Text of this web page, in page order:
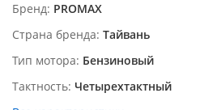
Бренд PROMAX
Страна бренда Тайвань
Тип мотора Бензиновый
Тактность Четырехтактный